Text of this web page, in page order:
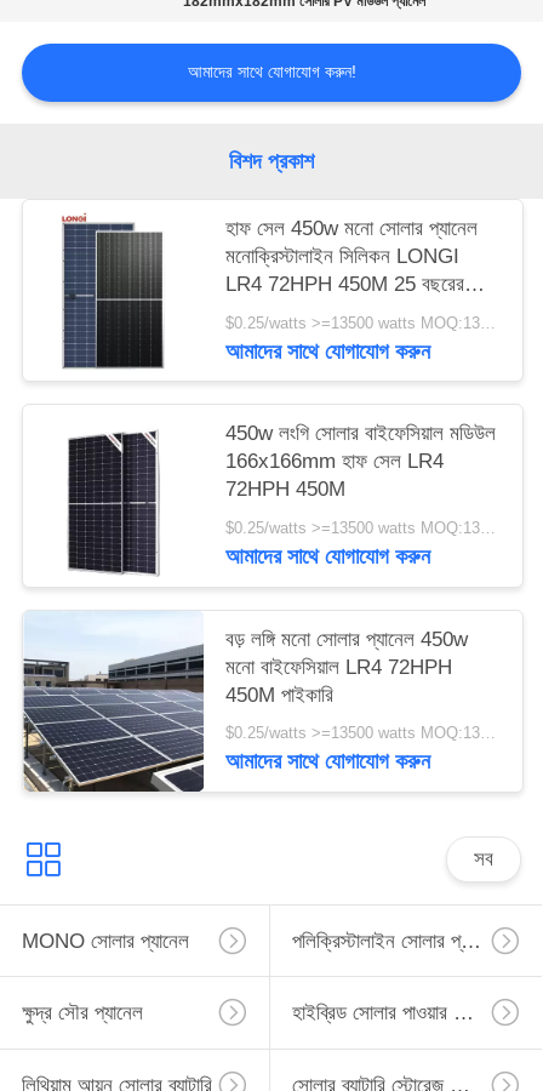
আমাদের সাথে যোগাযোগ করুন!
বিশদ প্রকাশ
হাফ সেল 450w মনো সোলার প্যানেল
মনোক্রিস্টালাইন সিলিকন LONGI
LR4 72HPH 450M 25 বছরের
ওয়ারেন্টি
আমাদের সাথে যোগাযোগ করুন
450w লংগি সোলার বাইফেসিয়াল মডিউল
166x166mm হাফ সেল LR4
72HPH 450M
$0.25/watts >=13500 watts MOQ:13500 watts
আমাদের সাথে যোগাযোগ করুন
বড় লঙ্গি মনো সোলার প্যানেল 450w
মনো বাইফেসিয়াল LR4 72HPH
450M পাইকারি
$0.25/watts >=13500 watts MOQ:13500 ওয়াট
আমাদের সাথে যোগাযোগ করুন
সব
MONO সোলার প্যানেল পলিক্রিস্টালাইন সোলার প্যানেল
ক্ষুদ্র সৌর প্যানেল হাইব্রিড সোলার পাওয়ার ইনভার্টার
লিথিয়াম আয়ন সোলার ব্যাটারি সোলার ব্যাটারি স্টোরেজ সিস্টেম